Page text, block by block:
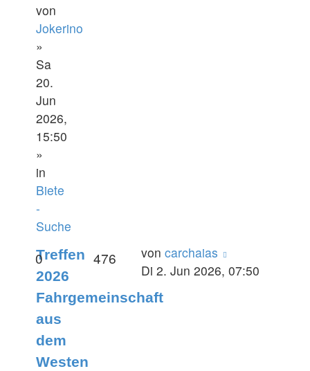
von
Jokerino
»
Sa
20.
Jun
2026,
15:50
»
in
Biete
-
Suche
Treffen
2026
Fahrgemeinschaft
aus
dem
Westen
0 476 von carchaias
Di 2. Jun 2026, 07:50